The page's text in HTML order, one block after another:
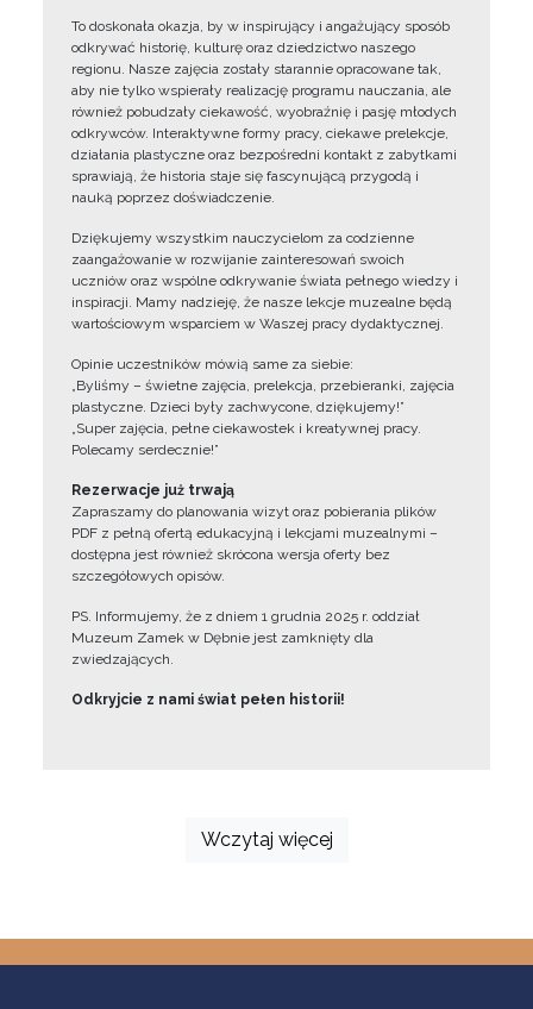
To doskonała okazja, by w inspirujący i angażujący sposób
odkrywać historię, kulturę oraz dziedzictwo naszego
regionu. Nasze zajęcia zostały starannie opracowane tak,
aby nie tylko wspierały realizację programu nauczania, ale
również pobudzały ciekawość, wyobraźnię i pasję młodych
odkrywców. Interaktywne formy pracy, ciekawe prelekcje,
działania plastyczne oraz bezpośredni kontakt z zabytkami
sprawiają, że historia staje się fascynującą przygodą i
nauką poprzez doświadczenie.
Dziękujemy wszystkim nauczycielom za codzienne
zaangażowanie w rozwijanie zainteresowań swoich
uczniów oraz wspólne odkrywanie świata pełnego wiedzy i
inspiracji. Mamy nadzieję, że nasze lekcje muzealne będą
wartościowym wsparciem w Waszej pracy dydaktycznej.
Opinie uczestników mówią same za siebie:
„Byliśmy – świetne zajęcia, prelekcja, przebieranki, zajęcia
plastyczne. Dzieci były zachwycone, dziękujemy!”
„Super zajęcia, pełne ciekawostek i kreatywnej pracy.
Polecamy serdecznie!”
Rezerwacje już trwają
Zapraszamy do planowania wizyt oraz pobierania plików
PDF z pełną ofertą edukacyjną i lekcjami muzealnymi –
dostępna jest również skrócona wersja oferty bez
szczegółowych opisów.
PS. Informujemy, że z dniem 1 grudnia 2025 r. oddział
Muzeum Zamek w Dębnie jest zamknięty dla
zwiedzających.
Odkryjcie z nami świat pełen historii!
Wczytaj więcej